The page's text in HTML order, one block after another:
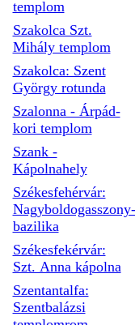
templom
Szakolca Szt.
Mihály templom
Szakolca: Szent
György rotunda
Szalonna - Árpád-
kori templom
Szank -
Kápolnahely
Székesfehérvár:
Nagyboldogasszony-
bazilika
Székesfekérvár:
Szt. Anna kápolna
Szentantalfa:
Szentbalázsi